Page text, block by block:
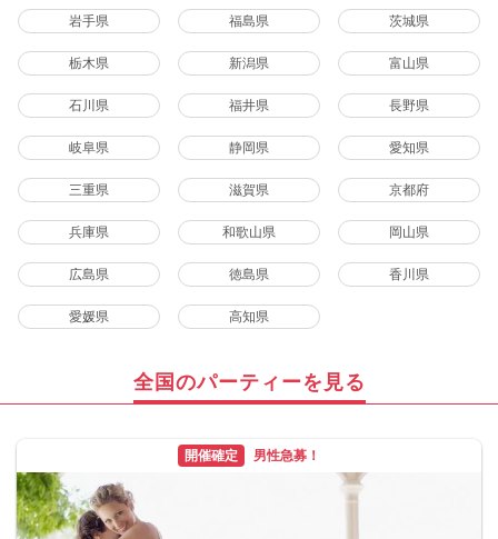
岩手県 福島県 茨城県
栃木県 新潟県 富山県
石川県 福井県 長野県
岐阜県 静岡県 愛知県
三重県 滋賀県 京都府
兵庫県 和歌山県 岡山県
広島県 徳島県 香川県
愛媛県 高知県
全国のパーティーを見る
開催確定 男性急募！